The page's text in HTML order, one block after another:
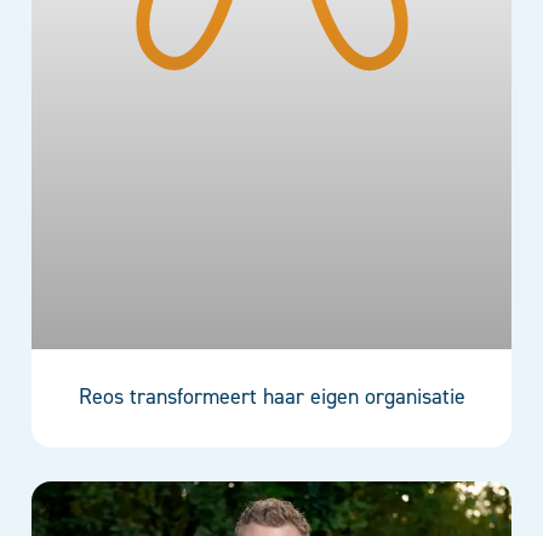
Reos transformeert haar eigen organisatie